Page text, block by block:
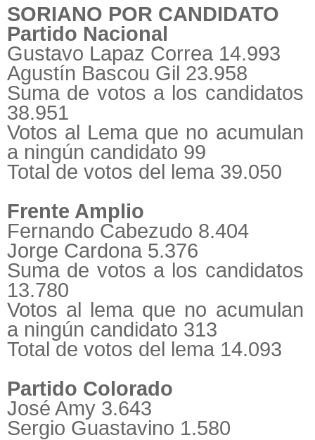
SORIANO POR CANDIDATO
Partido Nacional
Gustavo Lapaz Correa 14.993
Agustín Bascou Gil 23.958
Suma de votos a los candidatos
38.951
Votos al Lema que no acumulan
a ningún candidato 99
Total de votos del lema 39.050
Frente Amplio
Fernando Cabezudo 8.404
Jorge Cardona 5.376
Suma de votos a los candidatos
13.780
Votos al lema que no acumulan
a ningún candidato 313
Total de votos del lema 14.093
Partido Colorado
José Amy 3.643
Sergio Guastavino 1.580